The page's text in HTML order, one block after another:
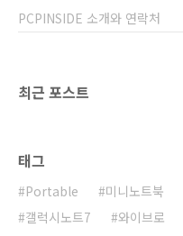
PCPINSIDE 소개와 연락처
최근 포스트
태그
Portable 미니노트북
갤럭시노트7
와이브로